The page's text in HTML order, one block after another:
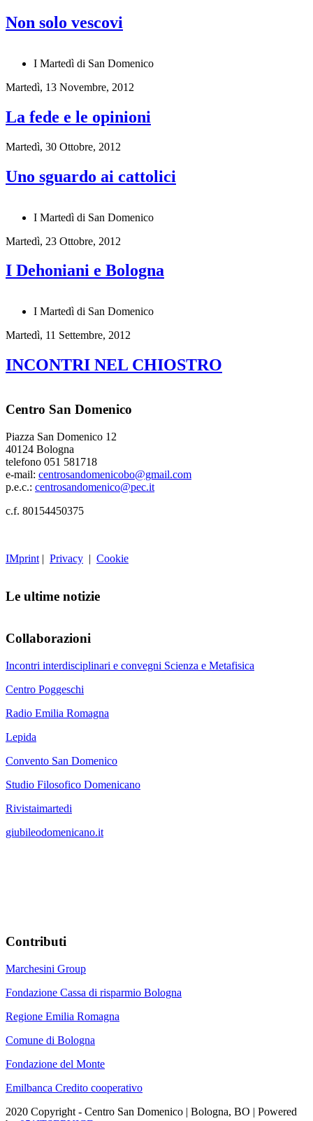
Non solo vescovi
I Martedì di San Domenico
Martedì, 13 Novembre, 2012
La fede e le opinioni
Martedì, 30 Ottobre, 2012
Uno sguardo ai cattolici
I Martedì di San Domenico
Martedì, 23 Ottobre, 2012
I Dehoniani e Bologna
I Martedì di San Domenico
Martedì, 11 Settembre, 2012
INCONTRI NEL CHIOSTRO
Centro San Domenico
Piazza San Domenico 12
40124 Bologna
telefono 051 581718
e-mail: centrosandomenicobo@gmail.com
p.e.c.: centrosandomenico@pec.it
c.f. 80154450375
IMprint | Privacy | Cookie
Le ultime notizie
Collaborazioni
Incontri interdisciplinari e convegni Scienza e Metafisica
Centro Poggeschi
Radio Emilia Romagna
Lepida
Convento San Domenico
Studio Filosofico Domenicano
Rivistaimartedi
giubileodomenicano.it
Contributi
Marchesini Group
Fondazione Cassa di risparmio Bologna
Regione Emilia Romagna
Comune di Bologna
Fondazione del Monte
Emilbanca Credito cooperativo
2020 Copyright - Centro San Domenico | Bologna, BO | Powered